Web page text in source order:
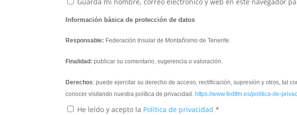
Información básica de protección de datos
Responsable: Federación Insular de Montañismo de Tenerife.
Finalidad: publicar su comentario, sugerencia o valoración.
Derechos: puede ejercitar su derecho de acceso, rectificación, supresión y otros, tal
conocer visitando nuestra política de privacidad. https://www.fedtfm.es/politica-de-
He leído y acepto la Política de privacidad*